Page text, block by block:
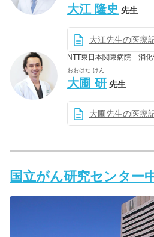
大江 隆史 先生
大江先生の医療
NTT東日本関東病院 消化
おおはた けん
大圃 研 先生
大圃先生の医療
国立がん研究センター